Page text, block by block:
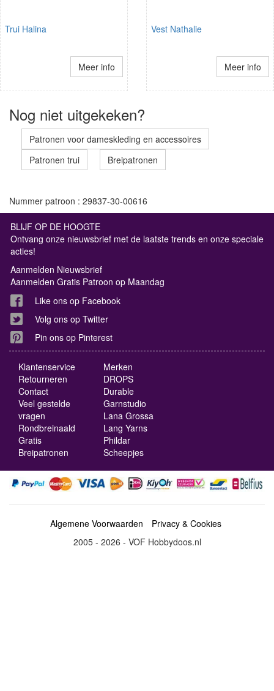
Trui Halina
Meer info
Vest Nathalie
Meer info
Nog niet uitgekeken?
Patronen voor dameskleding en accessoires
Patronen trui
Breipatronen
Nummer patroon : 29837-30-00616
BLIJF OP DE HOOGTE
Ontvang onze nieuwsbrief met de laatste trends en onze speciale
acties!
Aanmelden Nieuwsbrief
Aanmelden Gratis Patroon op Maandag
Like ons op Facebook
Volg ons op Twitter
Pin ons op Pinterest
Klantenservice
Retourneren
Contact
Veel gestelde
vragen
Rondbreinaald
Gratis
Breipatronen
Merken
DROPS
Durable
Garnstudio
Lana Grossa
Lang Yarns
Phildar
Scheepjes
Algemene Voorwaarden
Privacy & Cookies
2005 - 2026 - VOF Hobbydoos.nl